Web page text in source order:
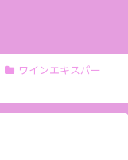
ワインエキスパー